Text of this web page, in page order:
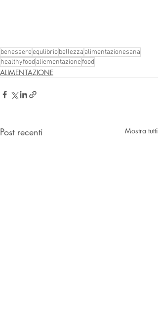
benessereequlibriobellezza alimentazionesana
healthyfoodaliementazionefood
ALIMENTAZIONE
Post recenti Mostra tutti